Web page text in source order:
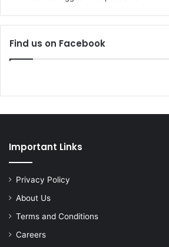
Find us on Facebook
Important Links
Privacy Policy
About Us
Terms and Conditions
Careers